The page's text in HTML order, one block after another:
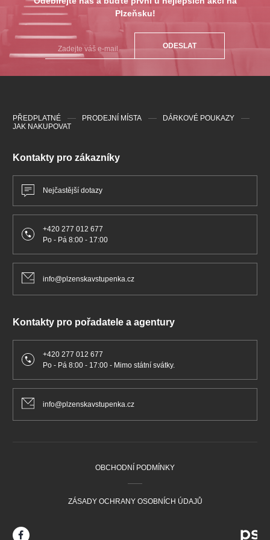
Plzeňsku!
ODESLAT
Kontakty pro zákazníky
Nejčastější dotazy
+420 277 012 677
Po - Pá 8:00 - 17:00
info@plzenskavstupenka.cz
Kontakty pro pořadatele a agentury
+420 277 012 677
Po - Pá 8:00 - 17:00 - Mimo státní svátky.
info@plzenskavstupenka.cz
PŘEDPLATNÉ PRODEJNÍ MÍSTA
DÁRKOVÉ POUKAZY
JAK NAKUPOVAT
OBCHODNÍ PODMÍNKY
ZÁSADY OCHRANY OSOBNÍCH ÚDAJŮ